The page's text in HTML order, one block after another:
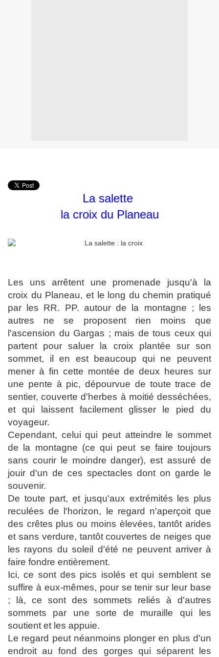
La salette
la croix du Planeau
Les uns arrêtent une promenade jusqu'à
la
croix du Planeau, et le long du chemin pratiqué
par les RR. PP. autour de
la montagne ; les
autres ne se proposent rien moins que
l'ascension du Gargas ; mais de tous ceux qui
partent pour saluer
la croix plantée sur son
sommet, il en est beaucoup qui ne peuvent
mener à fin cette montée de deux heures sur
une pente à pic, dépourvue de toute trace de
sentier, couverte d'herbes à moitié desséchées,
et qui laissent facilement glisser le pied du
voyageur.
Cependant, celui qui peut atteindre le sommet
de
la montagne (ce qui peut se faire toujours
sans courir le moindre danger), est assuré de
jouir d'un de ces spectacles dont on garde le
souvenir.
De toute part, et jusqu'aux extrémités les plus
reculées de l'horizon, le regard n'aperçoit que
des crêtes plus ou moins èlevées, tantôt arides
et sans verdure, tantôt couvertes de neiges que
les rayons du soleil d'été ne peuvent arriver à
faire fondre entièrement.
Ici, ce sont des pics isolés et qui semblent se
suffire à eux-mêmes, pour se tenir sur leur base
; là, ce sont des sommets reliés à d'autres
sommets par une sorte de muraille qui les
soutient et les appuie.
Le regard peut néanmoins plonger en plus d'un
endroit au fond des gorges qui séparent les